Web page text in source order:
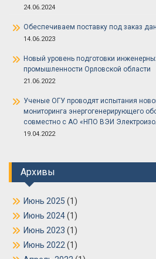
24.06.2024
Обеспечиваем поставку под заказ
14.06.2023
Новый уровень подготовки
промышленности Орловской области
21.06.2022
Ученые ОГУ проводят испытания
мониторинга энергогенерирующего
совместно с АО «НПО ВЭИ
19.04.2022
Архивы
Июнь 2025 (1)
Июнь 2024(1)
Июнь 2023 (1)
Июнь 2022 (1)